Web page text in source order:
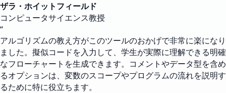
ザラ・ホイットフィールド
コンピュータサイエンス教授
“
アルゴリズムの教え方がこのツールのおかげで非常に楽になり
ました。擬似コードを入力して、学生が実際に理解できる明確
なフローチャートを生成できます。コメントやデータ型を含め
るオプションは、変数のスコープやプログラムの流れを説明す
るために特に役立ちます。